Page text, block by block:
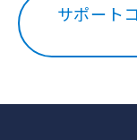
サポート